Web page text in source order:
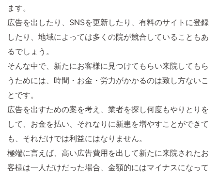
ます。
広告を出したり、SNSを更新したり、有料のサイトに登録
したり、地域によっては多くの院が競合していることもあ
るでしょう。
そんな中で、新たにお客様に見つけてもらい来院してもら
うためには、時間・お金・労力がかかるのは致し方ないこ
とです。
広告を出すための案を考え、業者を探し何度もやりとりを
して、お金を払い、それなりに新患を増やすことができて
も、それだけでは利益にはなりません。
極端に言えば、高い広告費用を出して新たに来院されたお
客様は一人だけだった場合、金額的にはマイナスになって